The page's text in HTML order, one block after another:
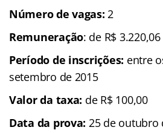
Número de vagas: 2
Remuneração: de R$
Período de inscrições: entre
setembro de 2015
Valor da taxa: de R$ 100,00
Data da prova: 25 de outubro